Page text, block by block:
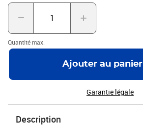
Quantité max.
Ajouter au panier
Garantie légale
Description